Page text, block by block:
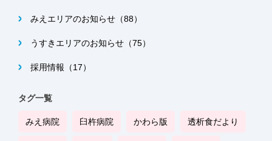
みえエリアのお知らせ（88）
うすきエリアのお知らせ（75）
採用情報（17）
タグ一覧
みえ病院 臼杵病院 かわら版 透析食だより